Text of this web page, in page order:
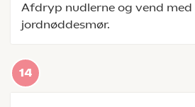
Afdryp nudlerne og vend med
jordnøddesmør.